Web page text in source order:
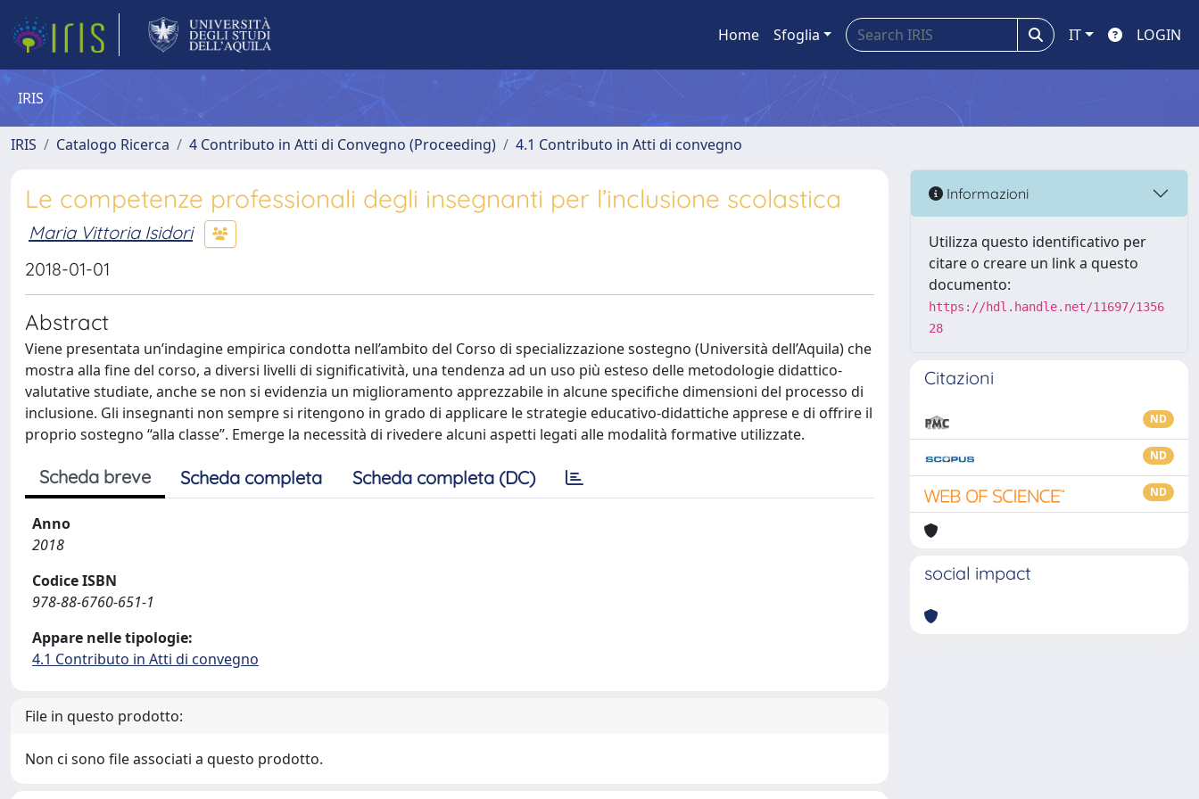
Home Sfoglia IT LOGIN
IRIS
IRIS Catalogo Ricerca 4 Contributo in Atti di Convegno (Proceeding) 4.1 Contributo in Atti di convegno
Le competenze professionali degli insegnanti per l’inclusione scolastica
Maria Vittoria Isidori
2018-01-01
Abstract
Viene presentata un’indagine empirica condotta nell’ambito del Corso di specializzazione sostegno (Università dell’Aquila) che
mostra alla fine del corso, a diversi livelli di significatività, una tendenza ad un uso più esteso delle metodologie didattico-
valutative studiate, anche se non si evidenzia un miglioramento apprezzabile in alcune specifiche dimensioni del processo di
inclusione. Gli insegnanti non sempre si ritengono in grado di applicare le strategie educativo-didattiche apprese e di offrire il
proprio sostegno “alla classe”. Emerge la necessità di rivedere alcuni aspetti legati alle modalità formative utilizzate.
Scheda breve Scheda completa Scheda completa (DC)
Anno
2018
Codice ISBN
978-88-6760-651-1
Appare nelle tipologie:
4.1 Contributo in Atti di convegno
File in questo prodotto:
Non ci sono file associati a questo prodotto.
Informazioni
Utilizza questo identificativo per
citare o creare un link a questo
documento:
https://hdl.handle.net/11697/1356
28
Citazioni
ND
ND
ND
social impact